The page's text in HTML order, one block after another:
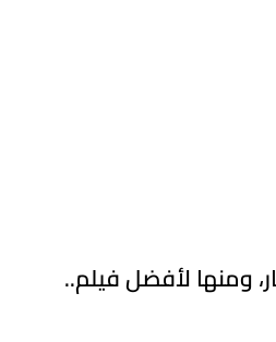
أوسكار، ومنها لأفضل فيلم..